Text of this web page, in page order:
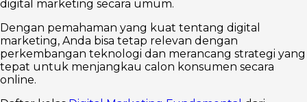
digital marketing secara umum.
Dengan pemahaman yang kuat tentang digital
marketing, Anda bisa tetap relevan dengan
perkembangan teknologi dan merancang strategi yang
tepat untuk menjangkau calon konsumen secara
online.